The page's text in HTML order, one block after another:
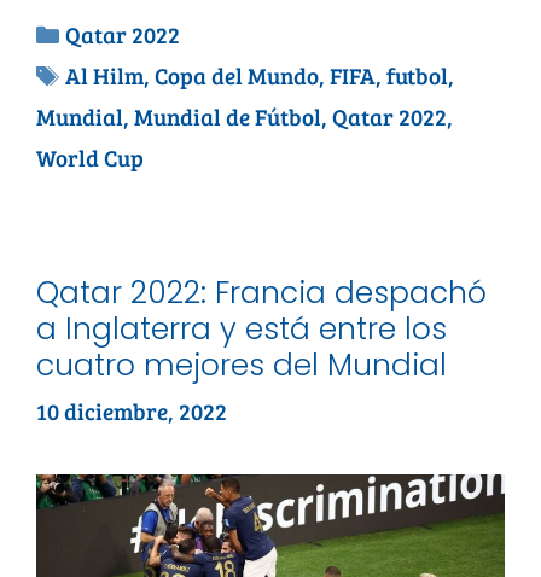
Qatar 2022
Al Hilm,Copa del Mundo,FIFA,futbol,
Mundial, Mundial de Fútbol, Qatar 2022,
World Cup
Qatar 2022: Francia despachó
a Inglaterra y está entre los
cuatro mejores del Mundial
10 diciembre, 2022